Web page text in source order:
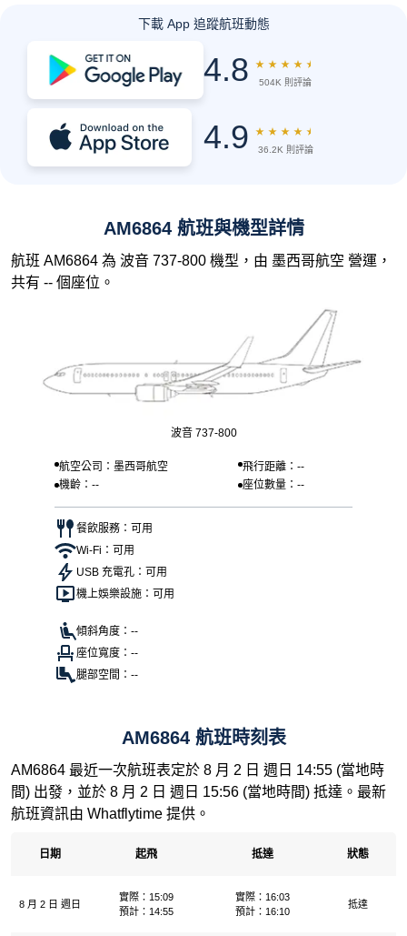
下載 App 追蹤航班動態
4.8 ★ ★ ★ ★ ★
504K 則評論
4.9 ★ ★ ★ ★ ★
36.2K 則評論
AM6864 航班與機型詳情
航班 AM6864 為 波音 737-800 機型，由 墨西哥航空 營運，
共有 -- 個座位。
波音 737-800
航空公司：墨西哥航空
飛行距離：--
機齡：--
座位數量：--
餐飲服務：可用
Wi-Fi：可用
USB 充電孔：可用
機上娛樂設施：可用
傾斜角度：--
座位寬度：--
腿部空間：--
AM6864 航班時刻表
AM6864 最近一次航班表定於 8 月 2 日 週日 14:55 (當地時
間) 出發，並於 8 月 2 日 週日 15:56 (當地時間) 抵達。最新
航班資訊由 Whatflytime 提供。
日期 起飛 抵達 狀態
8 月 2 日 週日
實際：15:09
預計：14:55
實際：16:03
預計：16:10
抵達